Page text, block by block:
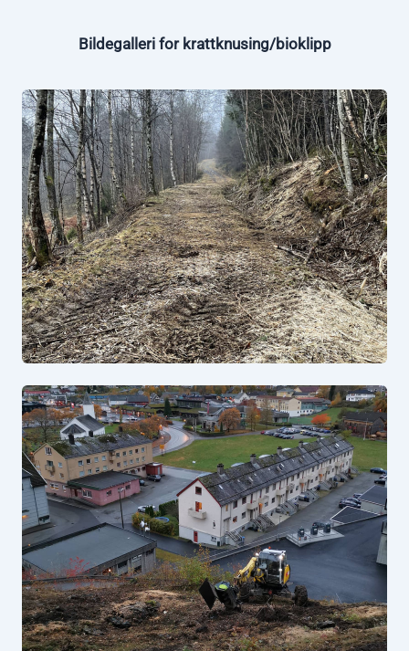
Bildegalleri for krattknusing/bioklipp